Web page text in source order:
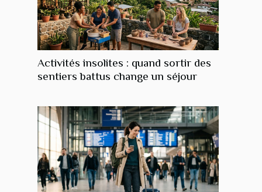
Activités insolites : quand sortir des
sentiers battus change un séjour